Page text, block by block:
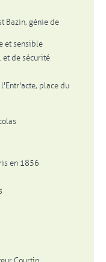
Bazin, génie de
et sensible
et de sécurité
place du
en 1856